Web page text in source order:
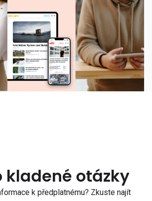
kladené otázky
k předplatnému? Zkuste najít